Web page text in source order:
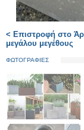
< Επιστροφή στο
μεγάλου μεγέθους
ΦΩΤΟΓΡΑΦΙΕΣ